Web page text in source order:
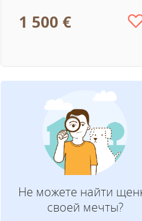
1 500 €
Не можете найти
своей мечты?